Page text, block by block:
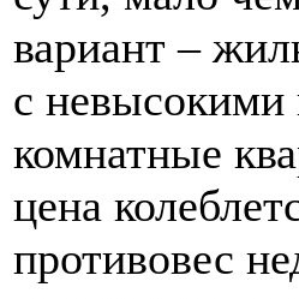
вариант –
с невысокими
комнатные
цена
противовес